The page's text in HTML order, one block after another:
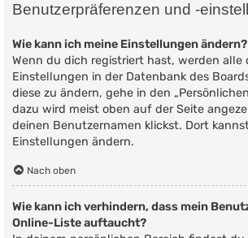
Benutzerpräferenzen und -
Wie kann ich meine Einstellungen ändern?
Wenn du dich registriert hast, werden alle
Einstellungen in der Datenbank des
diese zu ändern, gehe in den
dazu wird meist oben auf der Seite
deinen Benutzernamen klickst. Dort
Einstellungen ändern.
Nach oben
Wie kann ich verhindern, dass mein
Online-Liste auftaucht?